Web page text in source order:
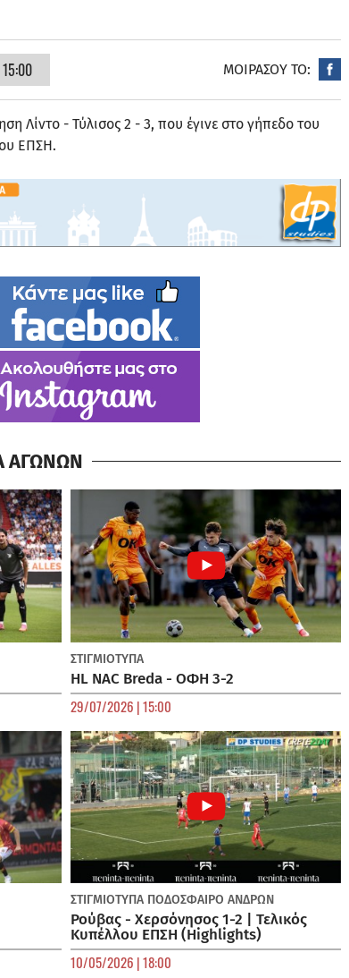
ΜΟΙΡΑΣΟΥ ΤΟ:
Λίντο - Τύλισος 2 - 3, που έγινε στο γήπεδο του
ΕΠΣΗ.
ΑΓΩΝΩΝ
ΣΤΙΓΜΙΟΤΥΠΑ
HL NAC Breda - ΟΦΗ 3-2
29/07/2026 | 15:00
ΣΤΙΓΜΙΟΤΥΠΑ ΠΟΔΌΣΦΑΙΡΟ ΑΝΔΡΏΝ
Ρούβας - Χερσόνησος 1-2 | Τελικός
Κυπέλλου ΕΠΣΗ (Highlights)
10/05/2026 | 18:00